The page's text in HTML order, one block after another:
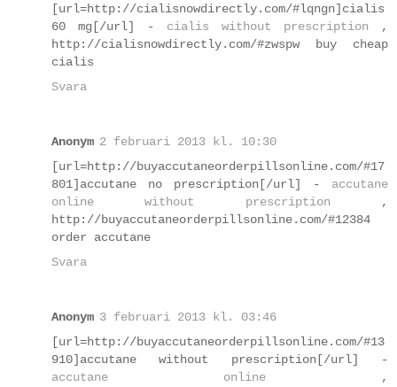
[url=http://cialisnowdirectly.com/#lqngn]cialis
60 mg[/url] - cialis without prescription ,
http://cialisnowdirectly.com/#zwspw buy cheap
cialis
Svara
Anonym 2 februari 2013 kl. 10:30
[url=http://buyaccutaneorderpillsonline.com/#17
801]accutane no prescription[/url] - accutane
online without prescription ,
http://buyaccutaneorderpillsonline.com/#12384
order accutane
Svara
Anonym 3 februari 2013 kl. 03:46
[url=http://buyaccutaneorderpillsonline.com/#13
910]accutane without prescription[/url] -
accutane online ,